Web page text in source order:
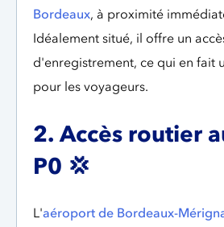
Bordeaux, à proximité
Idéalement situé, il offre un
d'enregistrement, ce qui en fait
pour les voyageurs.
2. Accès routier
P0 💢
L'aéroport de Bordeaux-